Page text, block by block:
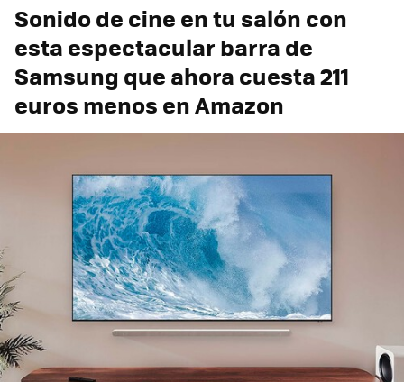
Sonido de cine en tu salón con
esta espectacular barra de
Samsung que ahora cuesta 211
euros menos en Amazon